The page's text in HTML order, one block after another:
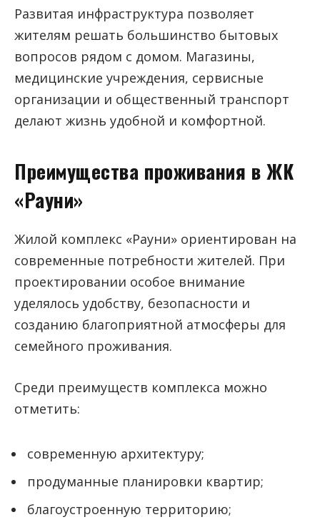
Развитая инфраструктура позволяет
жителям решать большинство бытовых
вопросов рядом с домом. Магазины,
медицинские учреждения, сервисные
организации и общественный транспорт
делают жизнь удобной и комфортной.
Преимущества проживания в ЖК
«Рауни»
Жилой комплекс «Рауни» ориентирован на
современные потребности жителей. При
проектировании особое внимание
уделялось удобству, безопасности и
созданию благоприятной атмосферы для
семейного проживания.
Среди преимуществ комплекса можно
отметить:
современную архитектуру;
продуманные планировки квартир;
благоустроенную территорию;